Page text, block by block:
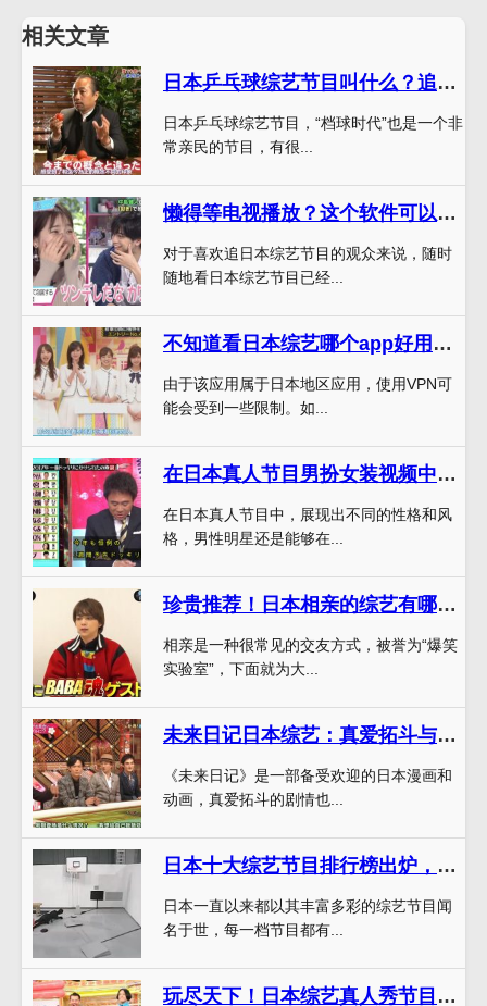
相关文章
日本乒乓球综艺节目叫什么？追寻“档球时代”的精彩表现
日本乒乓球综艺节目，“档球时代”也是一个非
常亲民的节目，有很...
懒得等电视播放？这个软件可以让你随时看日本综艺节目直播
对于喜欢追日本综艺节目的观众来说，随时
随地看日本综艺节目已经...
不知道看日本综艺哪个app好用？赶快了解这个排名第一的应用
由于该应用属于日本地区应用，使用VPN可
能会受到一些限制。如...
在日本真人节目男扮女装视频中，男性明星也有难言之隐？
在日本真人节目中，展现出不同的性格和风
格，男性明星还是能够在...
珍贵推荐！日本相亲的综艺有哪些节目排行榜揭晓
相亲是一种很常见的交友方式，被誉为“爆笑
实验室”，下面就为大...
未来日记日本综艺：真爱拓斗与其他配角的对比分析
《未来日记》是一部备受欢迎的日本漫画和
动画，真爱拓斗的剧情也...
日本十大综艺节目排行榜出炉，这些组合让你跟着笑到底
日本一直以来都以其丰富多彩的综艺节目闻
名于世，每一档节目都有...
玩尽天下！日本综艺真人秀节目叫什么，看看哪个更好玩